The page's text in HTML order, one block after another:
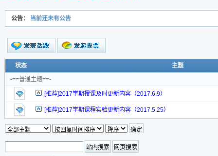
公告： 当前还未有公告
新的主题
投票帖
新小字报
状态
主题
-==普通主题==-
[推荐]2017学期授课及时更新内容（2017.6.9）
[推荐]2017学期课程实验更新内容（2017.5.25）